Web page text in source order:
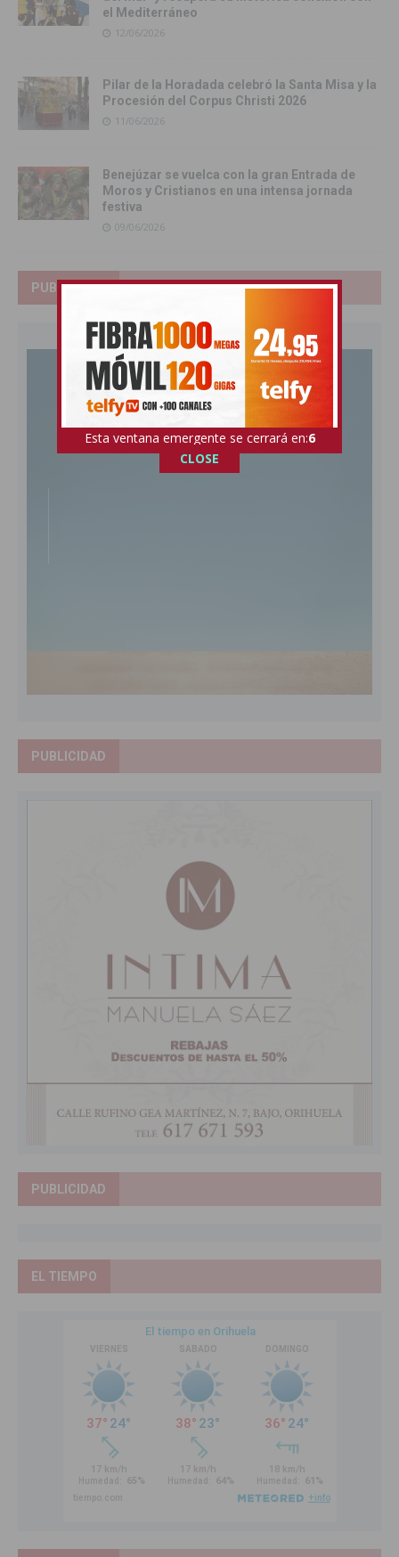
el Mediterráneo
12/06/2026
Pilar de la Horadada celebró la Santa Misa y la
Procesión del Corpus Christi 2026
11/06/2026
Benejúzar se vuelca con la gran Entrada de
Moros y Cristianos en una intensa jornada
festiva
09/06/2026
PUBLICIDAD
PUBLICIDAD
PUBLICIDAD
EL TIEMPO
Esta ventana emergente se cerrará en:5
CLOSE